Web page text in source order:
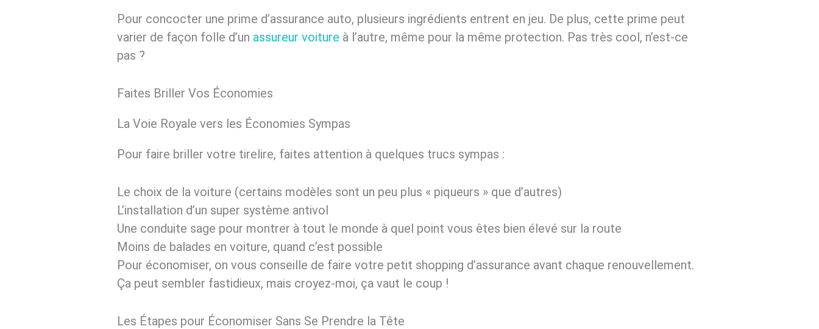
Pour concocter une prime d’assurance auto, plusieurs ingrédients entrent en jeu. De plus, cette prime peut
varier de façon folle d’un assureur voiture à l’autre, même pour la même protection. Pas très cool, n’est-ce
pas ?
Faites Briller Vos Économies
La Voie Royale vers les Économies Sympas
Pour faire briller votre tirelire, faites attention à quelques trucs sympas :
Le choix de la voiture (certains modèles sont un peu plus « piqueurs » que d’autres)
L’installation d’un super système antivol
Une conduite sage pour montrer à tout le monde à quel point vous êtes bien élevé sur la route
Moins de balades en voiture, quand c’est possible
Pour économiser, on vous conseille de faire votre petit shopping d’assurance avant chaque renouvellement.
Ça peut sembler fastidieux, mais croyez-moi, ça vaut le coup !
Les Étapes pour Économiser Sans Se Prendre la Tête